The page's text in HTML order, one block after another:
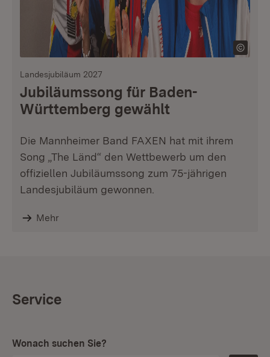
Landesjubiläum 2027
Jubiläumssong für Baden-
Württemberg gewählt
Die Mannheimer Band FAXEN hat mit ihrem
Song „The Länd“ den Wettbewerb um den
offiziellen Jubiläumssong zum 75-jährigen
Landesjubiläum gewonnen.
Mehr
Service
Wonach suchen Sie?